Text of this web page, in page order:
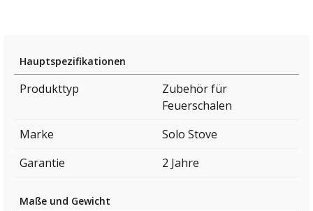
Hauptspezifikationen
Produkttyp
Zubehör für
Feuerschalen
Marke
Solo Stove
Garantie
2 Jahre
Maße und Gewicht